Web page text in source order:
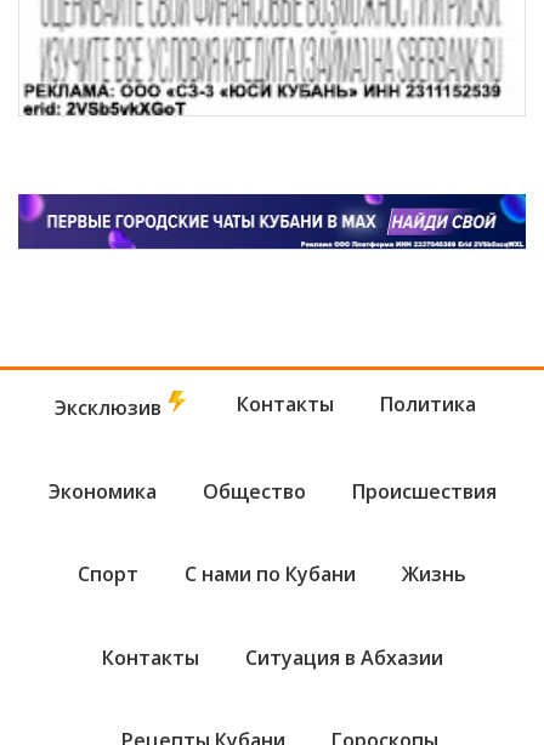
Эксклюзив Контакты Политика
Экономика Общество Происшествия
Спорт С нами по Кубани Жизнь
Контакты Ситуация в Абхазии